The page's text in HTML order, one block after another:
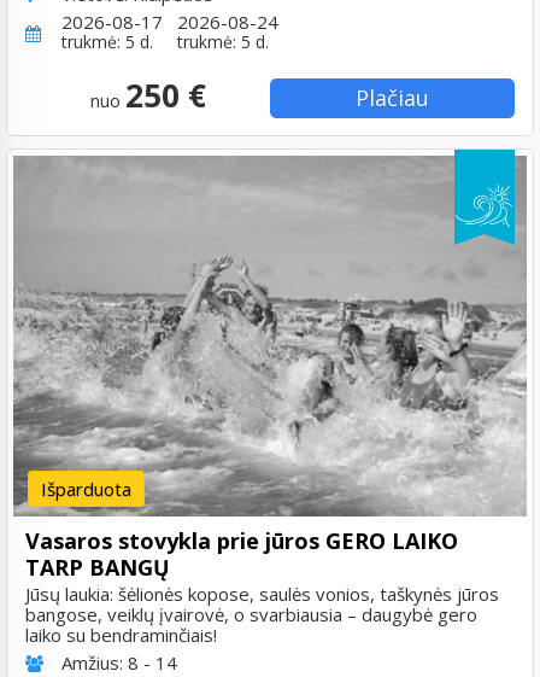
2026-08-17
trukmė: 5 d.
2026-08-24
trukmė: 5 d.
nuo 250 € Plačiau
Išparduota
Vasaros stovykla prie jūros GERO LAIKO
TARP BANGŲ
Jūsų laukia: šėlionės kopose, saulės vonios, taškynės jūros
bangose, veiklų įvairovė, o svarbiausia – daugybė gero
laiko su bendraminčiais!
Amžius: 8 - 14